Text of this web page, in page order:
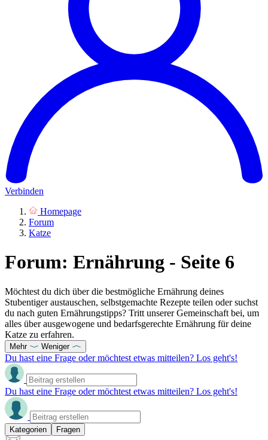
Verbinden
Homepage
Forum
Katze
Forum: Ernährung - Seite 6
Möchtest du dich über die bestmögliche Ernährung deines
Stubentiger austauschen, selbstgemachte Rezepte teilen oder suchst
du nach guten Ernährungstipps? Tritt unserer Gemeinschaft bei, um
alles über ausgewogene und bedarfsgerechte Ernährung für deine
Katze zu erfahren.
Mehr Weniger
Du hast eine Frage oder möchtest etwas mitteilen? Los geht's!
Du hast eine Frage oder möchtest etwas mitteilen? Los geht's!
Kategorien Fragen